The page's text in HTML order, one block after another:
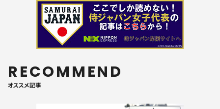
RECOMMEND
オススメ記事